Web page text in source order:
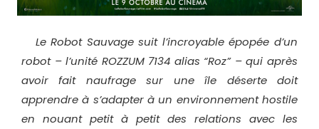
Le Robot Sauvage suit l’incroyable épopée d’un
robot – l’unité ROZZUM 7134 alias “Roz” – qui après
avoir fait naufrage sur une île déserte doit
apprendre à s’adapter à un environnement hostile
en nouant petit à petit des relations avec les